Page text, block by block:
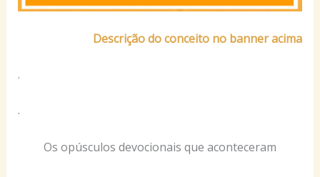
Descrição do conceito no banner acima
.
.
Os opúsculos devocionais que aconteceram